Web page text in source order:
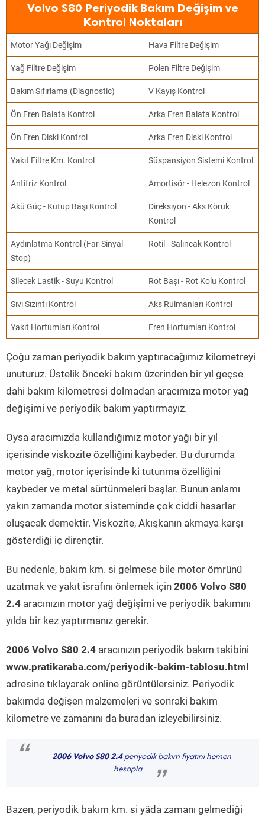
Volvo S80 Periyodik Bakım Değişim ve
Kontrol Noktaları
Motor Yağı Değişim Hava Filtre Değişim
Yağ Filtre Değişim Polen Filtre Değişim
Bakım Sıfırlama (Diagnostic) V Kayış Kontrol
Ön Fren Balata Kontrol Arka Fren Balata Kontrol
Ön Fren Diski Kontrol Arka Fren Diski Kontrol
Yakıt Filtre Km. Kontrol Süspansiyon Sistemi Kontrol
Antifriz Kontrol Amortisör - Helezon Kontrol
Akü Güç - Kutup Başı Kontrol
Direksiyon - Aks Körük
Kontrol
Aydınlatma Kontrol (Far-Sinyal-
Stop)
Rotil - Salıncak Kontrol
Silecek Lastik - Suyu Kontrol Rot Başı - Rot Kolu Kontrol
Sıvı Sızıntı Kontrol Aks Rulmanları Kontrol
Yakıt Hortumları Kontrol Fren Hortumları Kontrol
Çoğu zaman periyodik bakım yaptıracağımız kilometreyi
unuturuz. Üstelik önceki bakım üzerinden bir yıl geçse
dahi bakım kilometresi dolmadan aracımıza motor yağ
değişimi ve periyodik bakım yaptırmayız.
Oysa aracımızda kullandığımız motor yağı bir yıl
içerisinde viskozite özelliğini kaybeder. Bu durumda
motor yağ, motor içerisinde ki tutunma özelliğini
kaybeder ve metal sürtünmeleri başlar. Bunun anlamı
yakın zamanda motor sisteminde çok ciddi hasarlar
oluşacak demektir. Viskozite, Akışkanın akmaya karşı
gösterdiği iç dirençtir.
Bu nedenle, bakım km. si gelmese bile motor ömrünü
uzatmak ve yakıt israfını önlemek için 2006 Volvo S80
2.4 aracınızın motor yağ değişimi ve periyodik bakımını
yılda bir kez yaptırmanız gerekir.
2006 Volvo S80 2.4 aracınızın periyodik bakım takibini
www.pratikaraba.com/periyodik-bakim-tablosu.html
adresine tıklayarak online görüntülersiniz. Periyodik
bakımda değişen malzemeleri ve sonraki bakım
kilometre ve zamanını da buradan izleyebilirsiniz.
“ 2006 Volvo S80 2.4periyodik bakım fiyatını hemen
hesapla
”
Bazen, periyodik bakım km. si yâda zamanı gelmediği